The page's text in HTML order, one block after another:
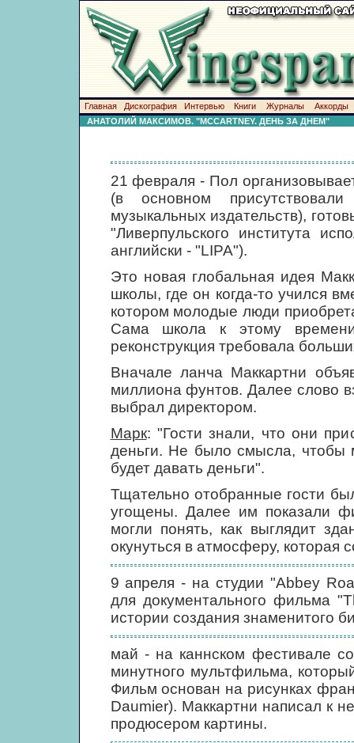
Главная Дискография Интервью Книги Журналы
Аккорды
АНАТОЛИЙ МАКСИМОВ. "MCCARTNEY. ДЕНЬ ЗА ДНЕМ"
21 февраля - Пол
(в основном
музыкальных издательств),
"Ливерпульского института
английски - "LIPA").
Это новая глобальная идея
школы, где он когда-то учился
котором молодые люди
Сама школа к этому
реконструкция требовала
Вначале ланча Маккартни
миллиона фунтов. Далее слово
выбрал директором.
Марк: "Гости знали, что они
деньги. Не было смысла, чтобы
будет давать деньги".
Тщательно отобранные гости
угощены. Далее им показали
могли понять, как выглядит
окунуться в атмосферу, которая
9 апреля - на студии "Abbey
для документального фильма
истории создания знаменитого
май - на каннском фестивале
минутного мультфильма,
Фильм основан на рисунках
Daumier). Маккартни написал к
продюсером картины.